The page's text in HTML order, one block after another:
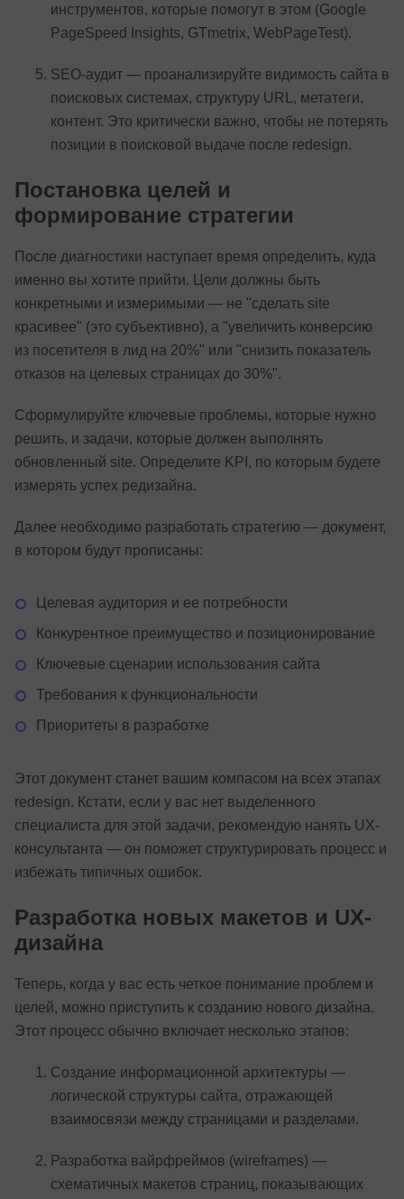
инструментов, которые помогут в этом (Google
PageSpeed Insights, GTmetrix, WebPageTest).
SEO-аудит — проанализируйте видимость сайта в
поисковых системах, структуру URL, метатеги,
контент. Это критически важно, чтобы не потерять
позиции в поисковой выдаче после redesign.
Постановка целей и
формирование стратегии
После диагностики наступает время определить, куда
именно вы хотите прийти. Цели должны быть
конкретными и измеримыми — не "сделать site
красивее" (это субъективно), а "увеличить конверсию
из посетителя в лид на 20%" или "снизить показатель
отказов на целевых страницах до 30%".
Сформулируйте ключевые проблемы, которые нужно
решить, и задачи, которые должен выполнять
обновленный site. Определите KPI, по которым будете
измерять успех редизайна.
Далее необходимо разработать стратегию — документ,
в котором будут прописаны:
Целевая аудитория и ее потребности
Конкурентное преимущество и позиционирование
Ключевые сценарии использования сайта
Требования к функциональности
Приоритеты в разработке
Этот документ станет вашим компасом на всех этапах
redesign. Кстати, если у вас нет выделенного
специалиста для этой задачи, рекомендую нанять UX-
консультанта — он поможет структурировать процесс и
избежать типичных ошибок.
Разработка новых макетов и UX-
дизайна
Теперь, когда у вас есть четкое понимание проблем и
целей, можно приступить к созданию нового дизайна.
Этот процесс обычно включает несколько этапов:
Создание информационной архитектуры —
логической структуры сайта, отражающей
взаимосвязи между страницами и разделами.
Разработка вайрфреймов (wireframes) —
схематичных макетов страниц, показывающих